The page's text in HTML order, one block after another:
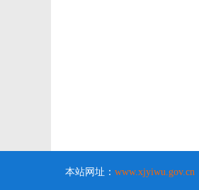
本站网址： www.xjyiwu.gov.cn